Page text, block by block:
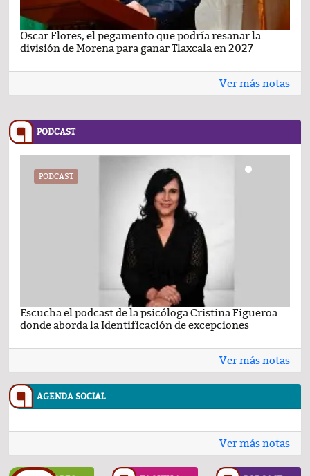
Oscar Flores, el pegamento que podría resanar la
división de Morena para ganar Tlaxcala en 2027
Ver más notas
PODCAST
PODCAST
Escucha el podcast de la psicóloga Cristina Figueroa
donde aborda la Identificación de excepciones
Ver más notas
AGENDA SOCIAL
Ver más notas